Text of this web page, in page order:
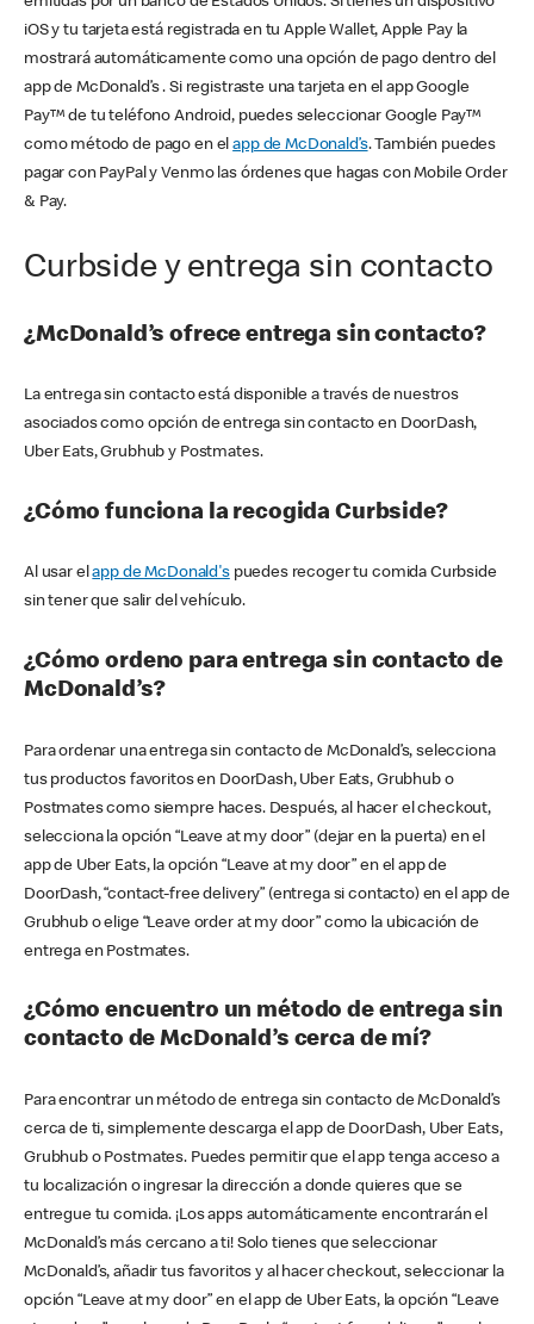
iOS y tu tarjeta está registrada en tu Apple Wallet, Apple Pay la
mostrará automáticamente como una opción de pago dentro del
app de McDonald’s . Si registraste una tarjeta en el app Google
Pay™ de tu teléfono Android, puedes seleccionar Google Pay™
como método de pago en elapp de McDonald’s. También puedes
pagar con PayPal y Venmo las órdenes que hagas con Mobile Order
& Pay.
Curbside y entrega sin contacto
¿McDonald’s ofrece entrega sin contacto?
La entrega sin contacto está disponible a través de nuestros
asociados como opción de entrega sin contacto en DoorDash,
Uber Eats, Grubhub y Postmates.
¿Cómo funciona la recogida Curbside?
Al usar elapp de McDonald'spuedes recoger tu comida Curbside
sin tener que salir del vehículo.
¿Cómo ordeno para entrega sin contacto de
McDonald’s?
Para ordenar una entrega sin contacto de McDonald’s, selecciona
tus productos favoritos en DoorDash, Uber Eats, Grubhub o
Postmates como siempre haces. Después, al hacer el checkout,
selecciona la opción “Leave at my door” (dejar en la puerta) en el
app de Uber Eats, la opción “Leave at my door” en el app de
DoorDash, “contact-free delivery” (entrega si contacto) en el app de
Grubhub o elige “Leave order at my door” como la ubicación de
entrega en Postmates.
¿Cómo encuentro un método de entrega sin
contacto de McDonald’s cerca de mí?
Para encontrar un método de entrega sin contacto de McDonald’s
cerca de ti, simplemente descarga el app de DoorDash, Uber Eats,
Grubhub o Postmates. Puedes permitir que el app tenga acceso a
tu localización o ingresar la dirección a donde quieres que se
entregue tu comida. ¡Los apps automáticamente encontrarán el
McDonald’s más cercano a ti! Solo tienes que seleccionar
McDonald’s, añadir tus favoritos y al hacer checkout, seleccionar la
opción “Leave at my door” en el app de Uber Eats, la opción “Leave